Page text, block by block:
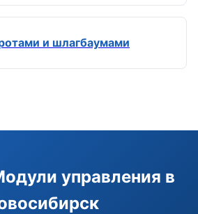
и шлагбаумами
управления в
или готовый комплект.
Подобрать сигнализацию